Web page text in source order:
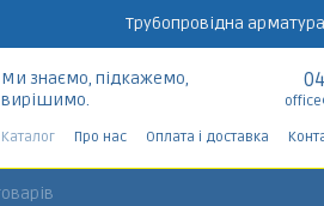
Трубопровідна
Ми знаємо, підкажемо,
вирішимо.
Каталог
Про нас Оплата і доставка